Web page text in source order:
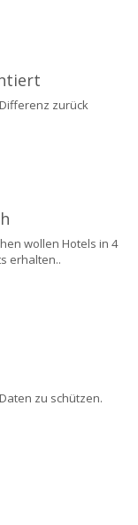
zurück
wollen Hotels in 4
erhalten..
zu schützen.